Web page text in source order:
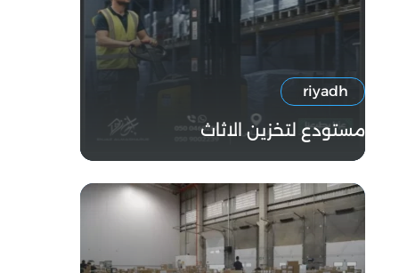
riyadh
مستودع لتخزين الاثاث